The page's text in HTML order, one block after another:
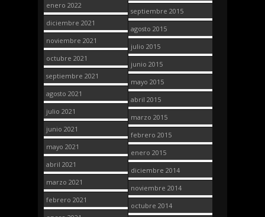
enero 2022
diciembre 2021
noviembre 2021
octubre 2021
septiembre 2021
agosto 2021
julio 2021
junio 2021
mayo 2021
abril 2021
marzo 2021
febrero 2021
septiembre 2015
agosto 2015
julio 2015
junio 2015
mayo 2015
abril 2015
marzo 2015
febrero 2015
enero 2015
diciembre 2014
noviembre 2014
octubre 2014